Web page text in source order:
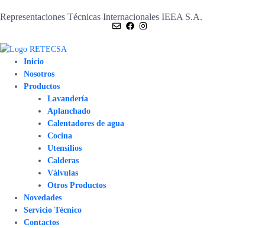
Representaciones Técnicas Internacionales IEEA S.A.
Inicio
Nosotros
Productos
Lavandería
Aplanchado
Calentadores de agua
Cocina
Utensilios
Calderas
Válvulas
Otros Productos
Novedades
Servicio Técnico
Contactos